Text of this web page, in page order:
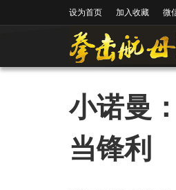
设为首页 加入收藏 微
小诺曼
当锋利